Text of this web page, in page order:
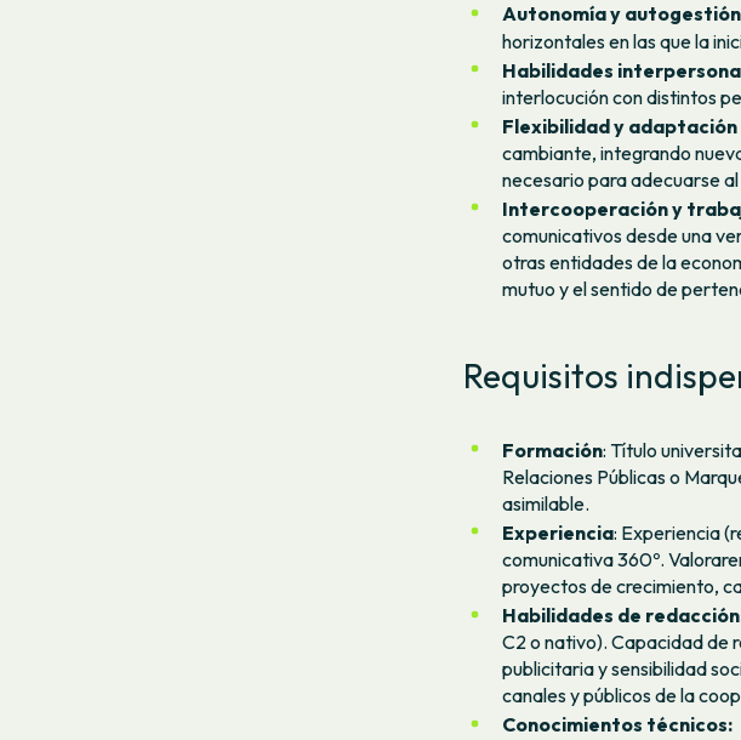
Autonomía y
horizontales en las que la
Habilidades
interlocución con distintos
Flexibilidad y adaptación
cambiante, integrando
necesario para adecuarse
Intercooperación y
comunicativos desde una
otras entidades de la
mutuo y el sentido de
Requisitos
Formación: Título
Relaciones Públicas o
asimilable.
Experiencia: Experiencia
comunicativa 360º.
proyectos de crecimiento,
Habilidades de
C2 o nativo). Capacidad
publicitaria y sensibilidad
canales y públicos de la
Conocimientos técnicos: